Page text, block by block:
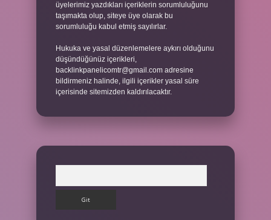
üyelerimiz yazdıkları içeriklerin sorumluluğunu
taşımakta olup, siteye üye olarak bu
sorumluluğu kabul etmiş sayılırlar.
Hukuka ve yasal düzenlemelere aykırı olduğunu
düşündüğünüz içerikleri,
backlinkpanelicomtr@gmail.com adresine
bildirmeniz halinde, ilgili içerikler yasal süre
içerisinde sitemizden kaldırılacaktır.